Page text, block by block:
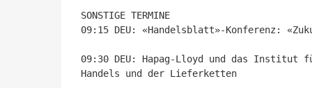
SONSTIGE TERMINE
09:15 DEU: «Handelsblatt»-Konferenz:
09:30 DEU: Hapag-Lloyd und das
Handels und der Lieferketten